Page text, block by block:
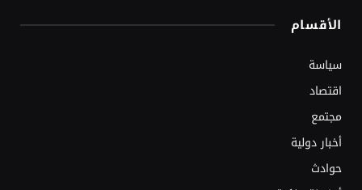
الأقسام
سياسة
اقتصاد
مجتمع
أخبار دولية
حوادث